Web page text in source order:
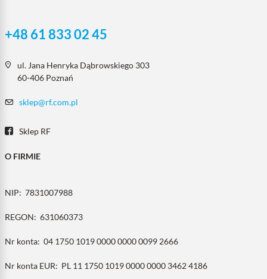
+48 61 833 02 45
ul. Jana Henryka Dąbrowskiego 303
60-406 Poznań
sklep@rf.com.pl
Sklep RF
O FIRMIE
NIP: 7831007988
REGON: 631060373
Nr konta: 04 1750 1019 0000 0000 0099 2666
Nr konta EUR: PL 11 1750 1019 0000 0000 3462 4186